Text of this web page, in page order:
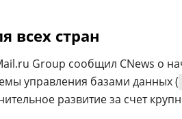
всех стран
Group сообщил CNews о
управления базами данных (
развитие за счет